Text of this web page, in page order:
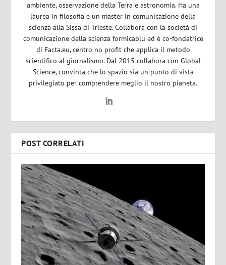
ambiente, osservazione della Terra e astronomia. Ha una
laurea in filosofia e un master in comunicazione della
scienza alla Sissa di Trieste. Collabora con la società di
comunicazione della scienza formicablu ed è co-fondatrice
di Facta.eu, centro no profit che applica il metodo
scientifico al giornalismo. Dal 2015 collabora con Global
Science, convinta che lo spazio sia un punto di vista
privilegiato per comprendere meglio il nostro pianeta.
POST CORRELATI